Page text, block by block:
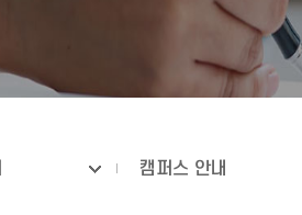
캠퍼스 안내